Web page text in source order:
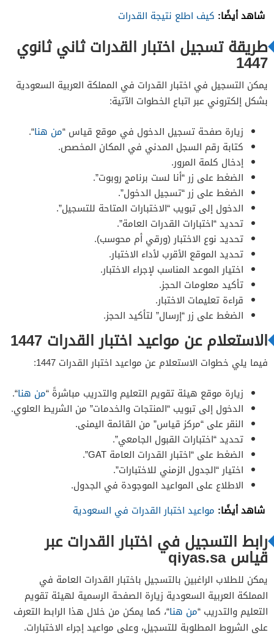
شاهد أيضًا: كيف اطلع نتيجة القدرات
طريقة تسجيل اختبار القدرات ثاني ثانوي
1447
يمكن التسجيل في اختبار القدرات في المملكة العربية السعودية
بشكل إلكتروني عبر اتباع الخطوات الآتية:
زيارة صفحة تسجيل الدخول في موقع قياس “من هنا“.
كتابة رقم السجل المدني في المكان المخصص.
إدخال كلمة المرور.
الضغط على زر “أنا لست برنامج روبوت”.
الضغط على زر “تسجيل الدخول”.
الدخول إلى تبويب “الاختبارات المتاحة للتسجيل”.
تحديد “اختبارات القدرات العامة”.
تحديد نوع الاختبار (ورقي أم محوسب).
تحديد الموقع الأقرب لأداء الاختبار.
اختيار الموعد المناسب لإجراء الاختبار.
تأكيد معلومات الحجز.
قراءة تعليمات الاختبار.
الضغط على زر “إرسال” لتأكيد الحجز.
الاستعلام عن مواعيد اختبار القدرات 1447
فيما يلي خطوات الاستعلام عن مواعيد اختبار القدرات 1447:
زيارة موقع هيئة تقويم التعليم والتدريب مباشرةً “من هنا“.
الدخول إلى تبويب “المنتجات والخدمات” من الشريط العلوي.
النقر على “مركز قياس” من القائمة اليمنى.
تحديد “اختبارات القبول الجامعي”.
الضغط على “اختبار القدرات العامة GAT”.
اختيار “الجدول الزمني للاختبارات”.
الاطلاع على المواعيد الموجودة في الجدول.
شاهد أيضًا: مواعيد اختبار القدرات في السعودية
رابط التسجيل في اختبار القدرات عبر
قياس qiyas.sa
يمكن للطلاب الراغبين بالتسجيل باختبار القدرات العامة في
المملكة العربية السعودية زيارة الصفحة الرسمية لهيئة تقويم
التعليم والتدريب “من هنا“، كما يمكن من خلال هذا الرابط التعرف
على الشروط المطلوبة للتسجيل، وعلى مواعيد إجراء الاختبارات.